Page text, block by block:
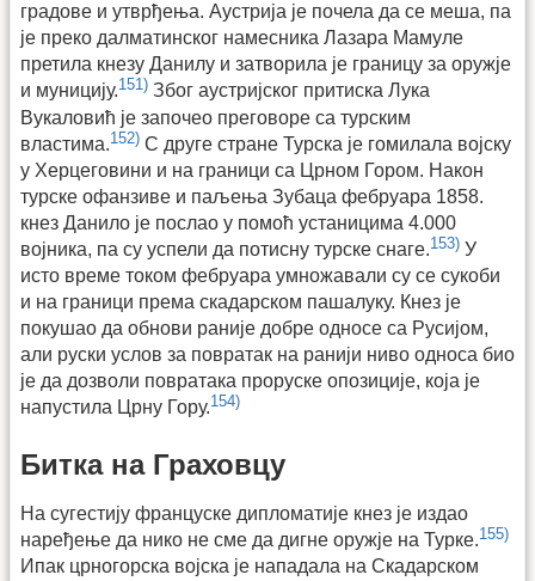
градове и утврђења. Аустрија је почела да се меша, па
је преко далматинског намесника Лазара Мамуле
претила кнезу Данилу и затворила је границу за оружје
и муницију.151) Због аустријског притиска Лука
Вукаловић је започео преговоре са турским
властима.152) С друге стране Турска је гомилала војску
у Херцеговини и на граници са Црном Гором. Након
турске офанзиве и паљења Зубаца фебруара 1858.
кнез Данило је послао у помоћ устаницима 4.000
војника, па су успели да потисну турске снаге.153) У
исто време током фебруара умножавали су се сукоби
и на граници према скадарском пашалуку. Кнез је
покушао да обнови раније добре односе са Русијом,
али руски услов за повратак на ранији ниво односа био
је да дозволи повратака проруске опозиције, која је
напустила Црну Гору.154)
Битка на Граховцу
На сугестију француске дипломатије кнез је издао
наређење да нико не сме да дигне оружје на Турке.155)
Ипак црногорска војска је нападала на Скадарском